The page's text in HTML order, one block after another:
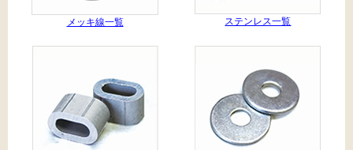
メッキ線一覧 ステンレス一覧